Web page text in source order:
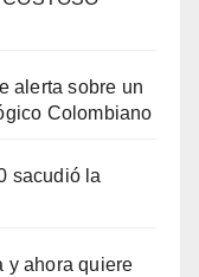
alerta sobre un
Colombiano
sacudió la
y ahora quiere